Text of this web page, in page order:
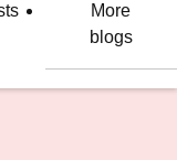
More
blogs